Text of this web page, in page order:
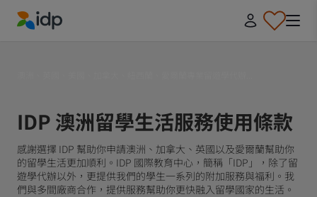
IDP 澳洲留學生活服務使用條款
感謝選擇 IDP 幫助你申請澳洲、加拿大、英國以及愛爾蘭幫助你
的留學生活更加順利。IDP 國際教育中心，簡稱「IDP」，除了留
遊學代辦以外，更提供我們的學生一系列的附加服務與福利。我
們與多間廠商合作，提供服務幫助你更快融入留學國家的生活。